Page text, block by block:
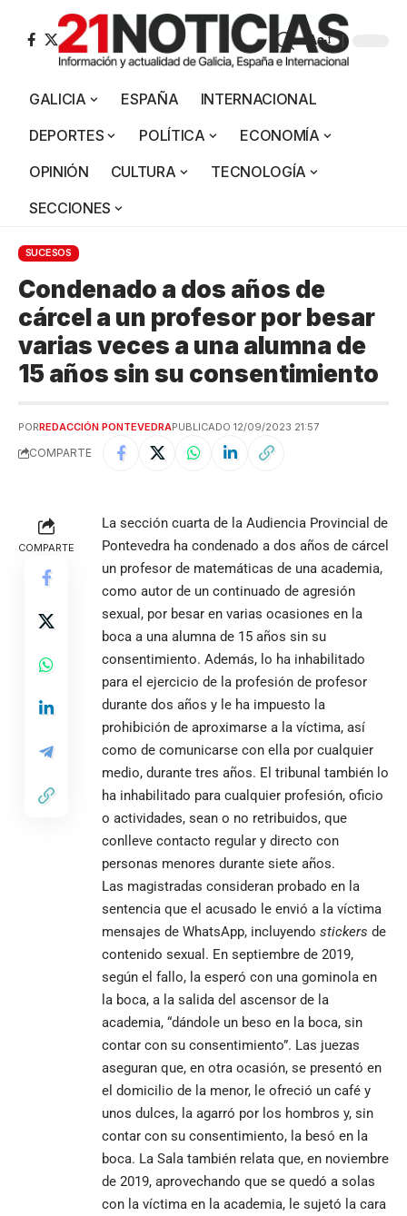
Aa
GALICIA ESPAÑA
INTERNACIONAL
DEPORTES
POLÍTICA
ECONOMÍA
OPINIÓN
CULTURA
TECNOLOGÍA
SECCIONES
SUCESOS
Condenado a dos años de
cárcel a un profesor por besar
varias veces a una alumna de
15 años sin su consentimiento
PORREDACCIÓN PONTEVEDRAPUBLICADO 12/09/2023 21:57
COMPARTE
COMPARTE
La sección cuarta de la Audiencia Provincial de
Pontevedra ha condenado a dos años de cárcel
un profesor de matemáticas de una academia,
como autor de un continuado de agresión
sexual, por besar en varias ocasiones en la
boca a una alumna de 15 años sin su
consentimiento. Además, lo ha inhabilitado
para el ejercicio de la profesión de profesor
durante dos años y le ha impuesto la
prohibición de aproximarse a la víctima, así
como de comunicarse con ella por cualquier
medio, durante tres años. El tribunal también lo
ha inhabilitado para cualquier profesión, oficio
o actividades, sean o no retribuidos, que
conlleve contacto regular y directo con
personas menores durante siete años.
Las magistradas consideran probado en la
sentencia que el acusado le envió a la víctima
mensajes de WhatsApp, incluyendo stickers de
contenido sexual. En septiembre de 2019,
según el fallo, la esperó con una gominola en
la boca, a la salida del ascensor de la
academia, “dándole un beso en la boca, sin
contar con su consentimiento”. Las juezas
aseguran que, en otra ocasión, se presentó en
el domicilio de la menor, le ofreció un café y
unos dulces, la agarró por los hombros y, sin
contar con su consentimiento, la besó en la
boca. La Sala también relata que, en noviembre
de 2019, aprovechando que se quedó a solas
con la víctima en la academia, le sujetó la cara